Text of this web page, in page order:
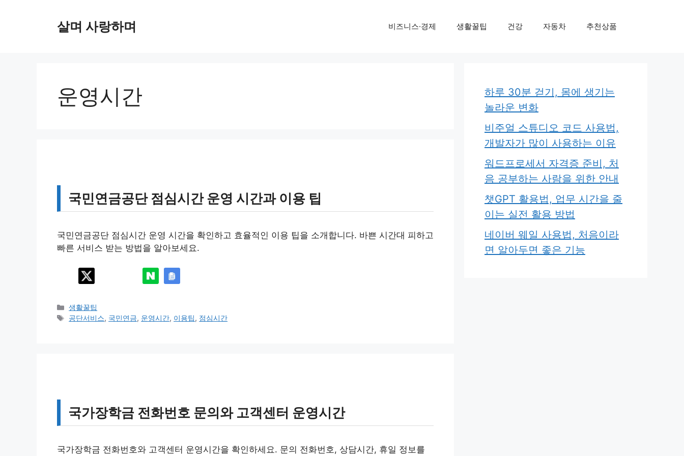
살며 사랑하며 비즈니스·경제 생활꿀팁 건강 자동차 추천상품
운영시간
국민연금공단 점심시간 운영 시간과 이용 팁
국민연금공단 점심시간 운영 시간을 확인하고 효율적인 이용 팁을 소개합니다. 바쁜 시간대 피하고
빠른 서비스 받는 방법을 알아보세요.
카
테
생활꿀팁
태
공단서비스, 국민연금, 운영시간, 이용팁, 점심시간
국가장학금 전화번호 문의와 고객센터 운영시간
국가장학금 전화번호와 고객센터 운영시간을 확인하세요. 문의 전화번호, 상담시간, 휴일 정보를
하루 30분 걷기, 몸에 생기는
놀라운 변화
비주얼 스튜디오 코드 사용법,
개발자가 많이 사용하는 이유
워드프로세서 자격증 준비, 처
음 공부하는 사람을 위한 안내
챗GPT 활용법, 업무 시간을 줄
이는 실전 활용 방법
네이버 웨일 사용법, 처음이라
면 알아두면 좋은 기능